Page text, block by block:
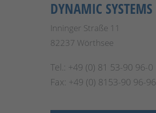
DYNAMIC SYSTEMS
Inninger Straße 11
82237 Wörthsee
Tel.: +49 (0) 81 53-90 96-0
Fax: +49 (0) 8153-90 96-96